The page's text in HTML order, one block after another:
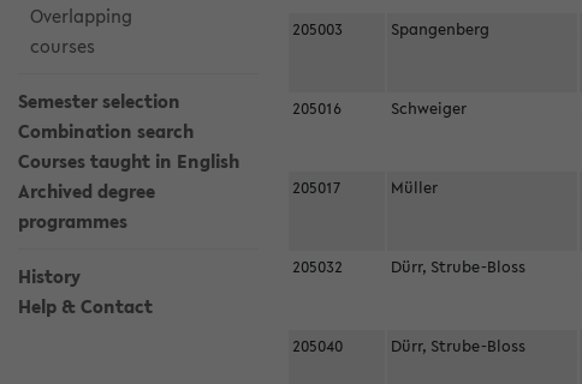
Overlapping
courses
Semester selection
Combination search
Courses taught in English
Archived degree
programmes
History
Help & Contact
205003 Spangenberg
205016 Schweiger
205017 Müller
205032 Dürr, Strube-Bloss
205040 Dürr, Strube-Bloss